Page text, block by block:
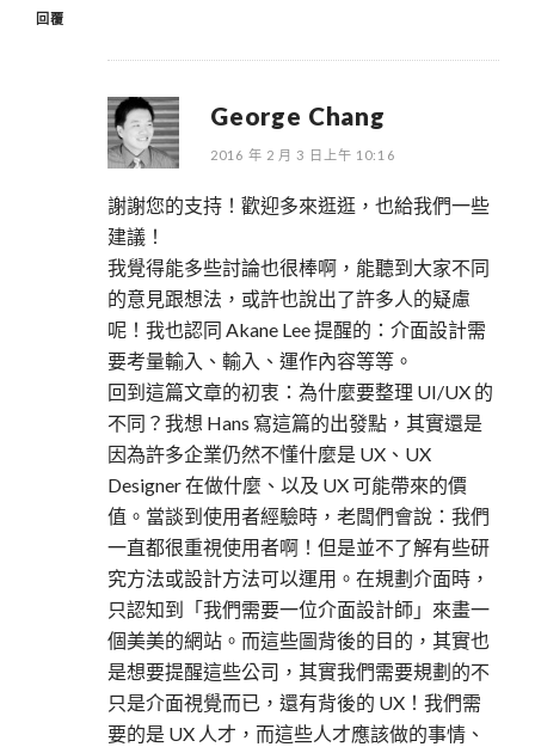
回覆
George Chang
2016 年 2 月 3 日上午 10:16
謝謝您的支持！歡迎多來逛逛，也給我們一些
建議！
我覺得能多些討論也很棒啊，能聽到大家不同
的意見跟想法，或許也說出了許多人的疑慮
呢！我也認同 Akane Lee 提醒的：介面設計需
要考量輸入、輸入、運作內容等等。
回到這篇文章的初衷：為什麼要整理 UI/UX 的
不同？我想 Hans 寫這篇的出發點，其實還是
因為許多企業仍然不懂什麼是 UX、UX
Designer 在做什麼、以及 UX 可能帶來的價
值。當談到使用者經驗時，老闆們會說：我們
一直都很重視使用者啊！但是並不了解有些研
究方法或設計方法可以運用。在規劃介面時，
只認知到「我們需要一位介面設計師」來畫一
個美美的網站。而這些圖背後的目的，其實也
是想要提醒這些公司，其實我們需要規劃的不
只是介面視覺而已，還有背後的 UX！我們需
要的是 UX 人才，而這些人才應該做的事情、